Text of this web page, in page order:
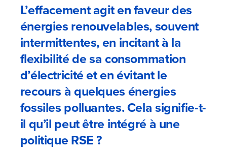
L’effacement agit en faveur des
énergies renouvelables, souvent
intermittentes, en incitant à la
flexibilité de sa consommation
d’électricité et en évitant le
recours à quelques énergies
fossiles polluantes. Cela signifie-t-
il qu’il peut être intégré à une
politique RSE ?